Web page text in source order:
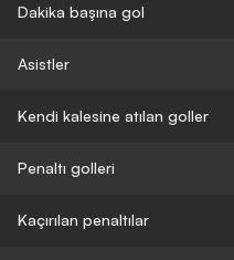
Dakika başına gol
Asistler
Kendi kalesine atılan goller
Penaltı golleri
Kaçırılan penaltılar